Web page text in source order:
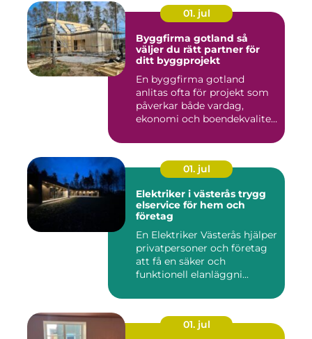
01. jul
Byggfirma gotland så
väljer du rätt partner för
ditt byggprojekt
En byggfirma gotland
anlitas ofta för projekt som
påverkar både vardag,
ekonomi och boendekvalitet
01. jul
Elektriker i västerås trygg
elservice för hem och
företag
En Elektriker Västerås hjälper
privatpersoner och företag
att få en säker och
funktionell elanläggni...
01. jul